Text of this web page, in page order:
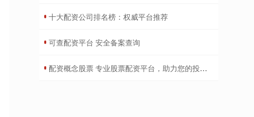
​十大配资公司排名榜：权威平台推荐
​可查配资平台 安全备案查询
​配资概念股票 专业股票配资平台，助力您的投资之旅